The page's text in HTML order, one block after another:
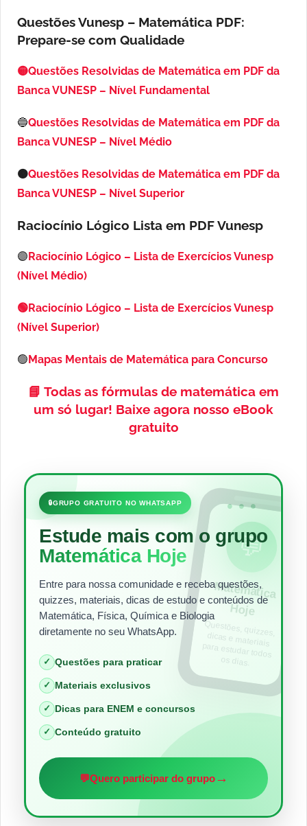
Questões Vunesp – Matemática PDF:
Prepare-se com Qualidade
🟡Questões Resolvidas de Matemática em PDF da
Banca VUNESP – Nível Fundamental
🔵Questões Resolvidas de Matemática em PDF da
Banca VUNESP – Nível Médio
🟠Questões Resolvidas de Matemática em PDF da
Banca VUNESP – Nível Superior
Raciocínio Lógico Lista em PDFVunesp
🟣 Raciocínio Lógico – Lista de Exercícios Vunesp
(Nível Médio)
🟢Raciocínio Lógico – Lista de Exercícios Vunesp
(Nível Superior)
🟢 Mapas Mentais de Matemática para Concurso
📘 Todas as fórmulas de matemática em
um só lugar! Baixe agora nosso eBook
gratuito
•••
🔒GRUPO GRATUITO NO WHATSAPP
Estude mais com o grupo
Matemática Hoje
Entre para nossa comunidade e receba questões,
quizzes, materiais, dicas de estudo e conteúdos de
Matemática, Física, Química e Biologia
diretamente no seu WhatsApp.
✓ Questões para praticar
✓ Materiais exclusivos
✓ Dicas para ENEM e concursos
✓ Conteúdo gratuito
💬Quero participar do grupo→
💬
Matem
ática
Hoje
Questões, quizzes,
dicas e materiais
para estudar todos
os dias.